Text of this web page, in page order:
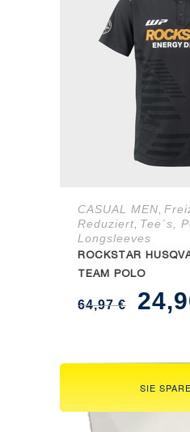
CASUAL MEN,
Reduziert, Tee´s,
Longsleeves
ROCKSTAR
TEAM POLO
64,97€
SIE